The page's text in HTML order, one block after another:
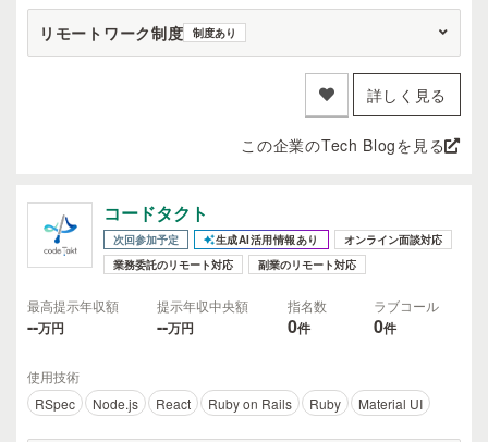
リモートワーク制度 制度あり
詳しく見る
この企業のTech Blogを見る
コードタクト
次回参加予定 生成AI活用情報あり
オンライン面談対応
業務委託のリモート対応
副業のリモート対応
最高提示年収額
--万円
提示年収中央額
--万円
指名数
0件
ラブコール
0件
使用技術
RSpec
Node.js React Ruby on Rails Ruby Material UI